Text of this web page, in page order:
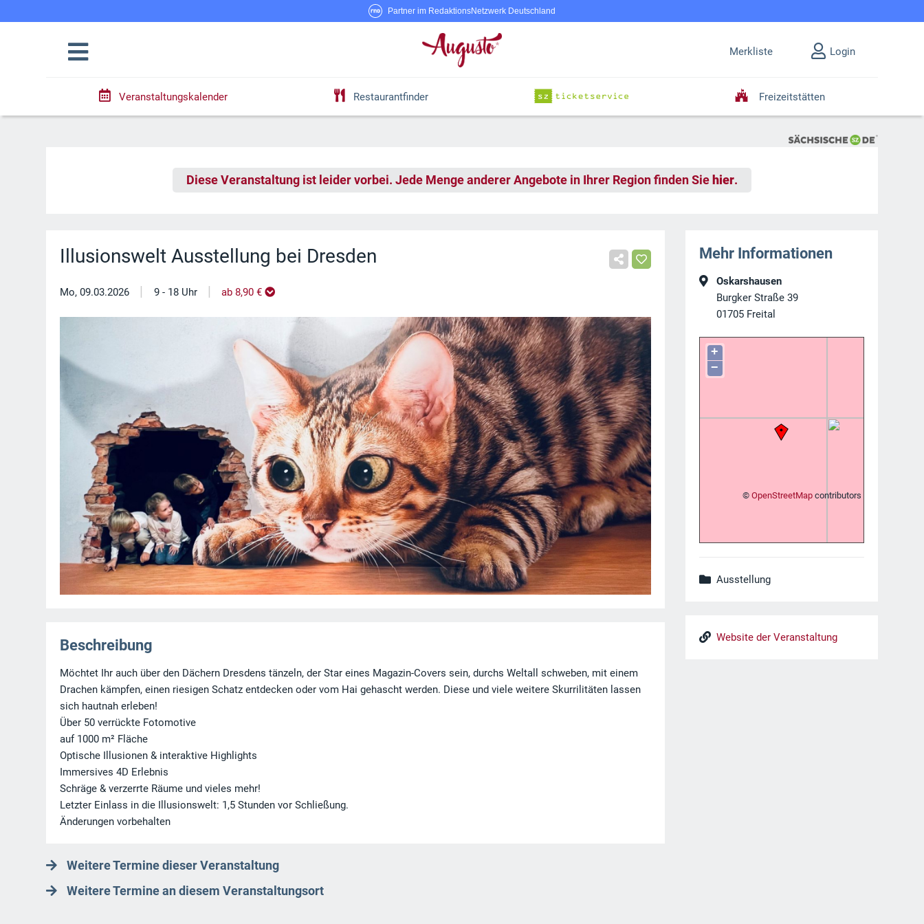
Partner im RedaktionsNetzwerk Deutschland
Merkliste Login
Veranstaltungskalender Restaurantfinder Freizeitstätten
Diese Veranstaltung ist leider vorbei. Jede Menge anderer Angebote in Ihrer Region finden Sie hier.
Illusionswelt Ausstellung bei Dresden
Mo, 09.03.2026 | 9 - 18 Uhr | ab 8,90 €
Beschreibung
Möchtet Ihr auch über den Dächern Dresdens tänzeln, der Star eines Magazin-Covers sein, durchs Weltall schweben, mit einem
Drachen kämpfen, einen riesigen Schatz entdecken oder vom Hai gehascht werden. Diese und viele weitere Skurrilitäten lassen
sich hautnah erleben!
Über 50 verrückte Fotomotive
auf 1000 m² Fläche
Optische Illusionen & interaktive Highlights
Immersives 4D Erlebnis
Schräge & verzerrte Räume und vieles mehr!
Letzter Einlass in die Illusionswelt: 1,5 Stunden vor Schließung.
Änderungen vorbehalten
Weitere Termine dieser Veranstaltung
Weitere Termine an diesem Veranstaltungsort
Mehr Informationen
Oskarshausen
Burgker Straße 39
01705 Freital
+
−
© OpenStreetMapcontributors
Ausstellung
Website der Veranstaltung